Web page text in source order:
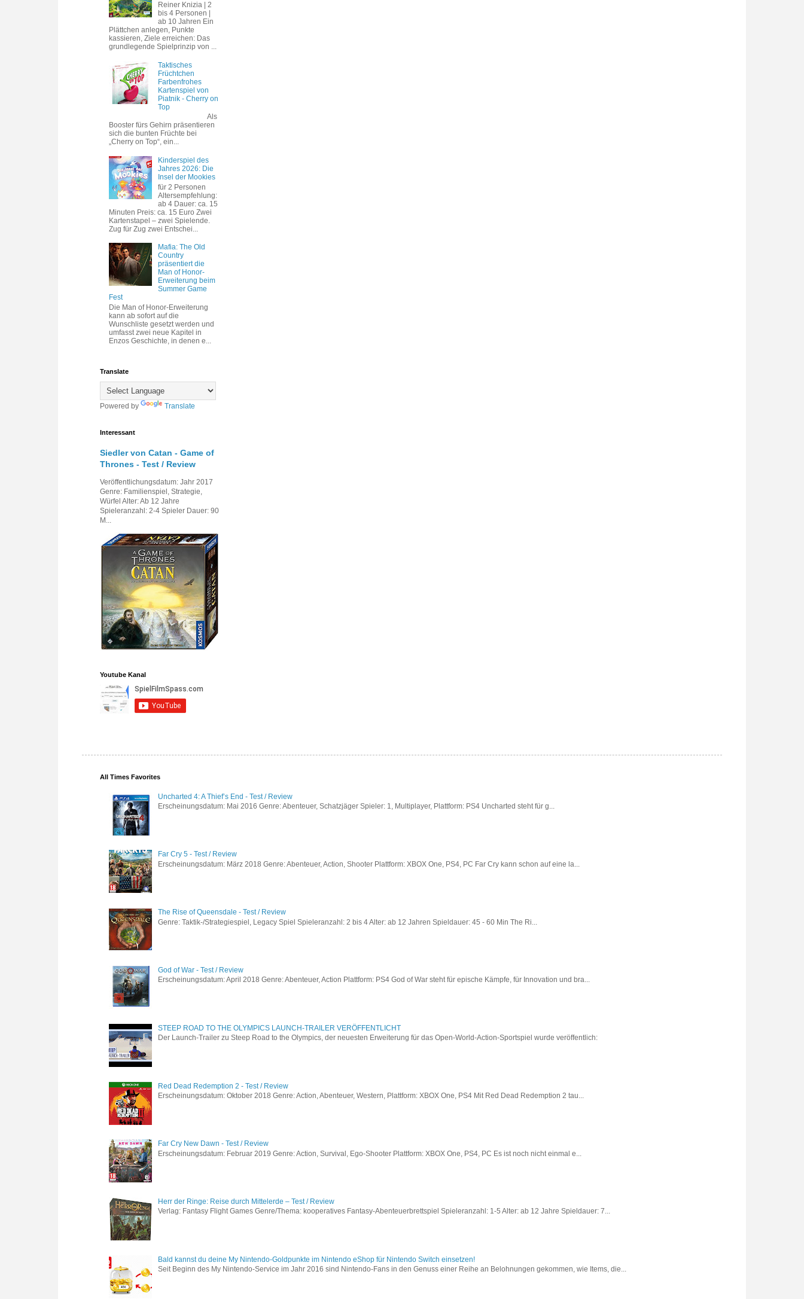
Reiner Knizia | 2
bis 4 Personen |
ab 10 Jahren Ein
Plättchen anlegen, Punkte
kassieren, Ziele erreichen: Das
grundlegende Spielprinzip von ...
Taktisches
Früchtchen
Farbenfrohes
Kartenspiel von
Piatnik - Cherry on
Top
Als
Booster fürs Gehirn präsentieren
sich die bunten Früchte bei
„Cherry on Top“, ein...
Kinderspiel des
Jahres 2026: Die
Insel der Mookies
für 2 Personen
Altersempfehlung:
ab 4 Dauer: ca. 15
Minuten Preis: ca. 15 Euro Zwei
Kartenstapel – zwei Spielende.
Zug für Zug zwei Entschei...
Mafia: The Old
Country
präsentiert die
Man of Honor-
Erweiterung beim
Summer Game
Fest
Die Man of Honor-Erweiterung
kann ab sofort auf die
Wunschliste gesetzt werden und
umfasst zwei neue Kapitel in
Enzos Geschichte, in denen e...
Translate
Powered by Translate
Interessant
Siedler von Catan - Game of
Thrones - Test / Review
Veröffentlichungsdatum: Jahr 2017
Genre: Familienspiel, Strategie,
Würfel Alter: Ab 12 Jahre
Spieleranzahl: 2-4 Spieler Dauer: 90
M...
Youtube Kanal
All Times Favorites
Uncharted 4: A Thief’s End - Test / Review
Erscheinungsdatum: Mai 2016 Genre: Abenteuer, Schatzjäger Spieler: 1, Multiplayer, Plattform: PS4 Uncharted steht für g...
Far Cry 5 - Test / Review
Erscheinungsdatum: März 2018 Genre: Abenteuer, Action, Shooter Plattform: XBOX One, PS4, PC Far Cry kann schon auf eine la...
The Rise of Queensdale - Test / Review
Genre: Taktik-/Strategiespiel, Legacy Spiel Spieleranzahl: 2 bis 4 Alter: ab 12 Jahren Spieldauer: 45 - 60 Min The Ri...
God of War - Test / Review
Erscheinungsdatum: April 2018 Genre: Abenteuer, Action Plattform: PS4 God of War steht für epische Kämpfe, für Innovation und bra...
STEEP ROAD TO THE OLYMPICS LAUNCH-TRAILER VERÖFFENTLICHT
Der Launch-Trailer zu Steep Road to the Olympics, der neuesten Erweiterung für das Open-World-Action-Sportspiel wurde veröffentlich:
Red Dead Redemption 2 - Test / Review
Erscheinungsdatum: Oktober 2018 Genre: Action, Abenteuer, Western, Plattform: XBOX One, PS4 Mit Red Dead Redemption 2 tau...
Far Cry New Dawn - Test / Review
Erscheinungsdatum: Februar 2019 Genre: Action, Survival, Ego-Shooter Plattform: XBOX One, PS4, PC Es ist noch nicht einmal e...
Herr der Ringe: Reise durch Mittelerde – Test / Review
Verlag: Fantasy Flight Games Genre/Thema: kooperatives Fantasy-Abenteuerbrettspiel Spieleranzahl: 1-5 Alter: ab 12 Jahre Spieldauer: 7...
Bald kannst du deine My Nintendo-Goldpunkte im Nintendo eShop für Nintendo Switch einsetzen!
Seit Beginn des My Nintendo-Service im Jahr 2016 sind Nintendo-Fans in den Genuss einer Reihe an Belohnungen gekommen, wie Items, die...